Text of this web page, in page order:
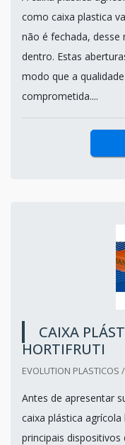
como caixa plastica
não é fechada, desse
dentro. Estas
modo que a
comprometida....
CAIXA
HORTIFRUTI
EVOLUTION PLASTICOS
Antes de apresentar
caixa plástica
principais